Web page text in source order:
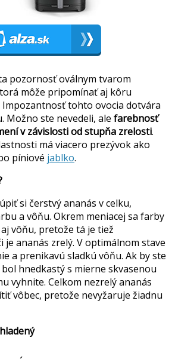
pozornosť oválnym tvarom
môže pripomínať aj kôru
tohto ovocia dotvára
Možno ste nevedeli, ale farebnosť
v závislosti od stupňa zrelosti.
má viacero prezývok ako
píniové jablko.
si čerstvý ananás v celku,
a vôňu. Okrem meniacej sa farby
vôňu, pretože tá je tiež
ananás zrelý. V optimálnom stave
a prenikavú sladkú vôňu. Ak by ste
hnedkastý s mierne skvasenou
vyhnite. Celkom nezrelý ananás
vôbec, pretože nevyžaruje žiadnu